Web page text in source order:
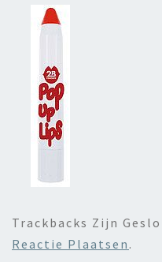
Trackbacks Zijn
Reactie Plaatsen .